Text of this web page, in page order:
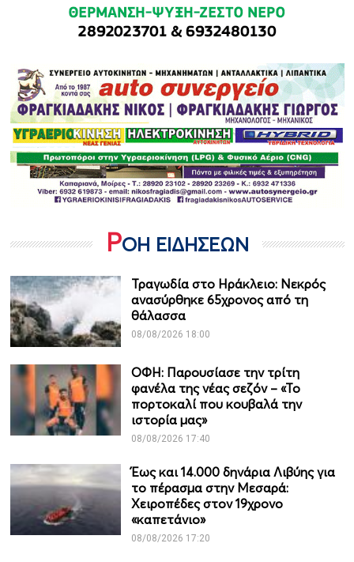
ΡΟΗ ΕΙΔΗΣΕΩΝ
Τραγωδία στο Ηράκλειο: Νεκρός
ανασύρθηκε 65χρονος από τη
θάλασσα
08/08/2026 18:00
ΟΦΗ: Παρουσίασε την τρίτη
φανέλα της νέας σεζόν – «Το
πορτοκαλί που κουβαλά την
ιστορία μας»
08/08/2026 17:40
Έως και 14.000 δηνάρια Λιβύης για
το πέρασμα στην Μεσαρά:
Χειροπέδες στον 19χρονο
«καπετάνιο»
08/08/2026 17:20